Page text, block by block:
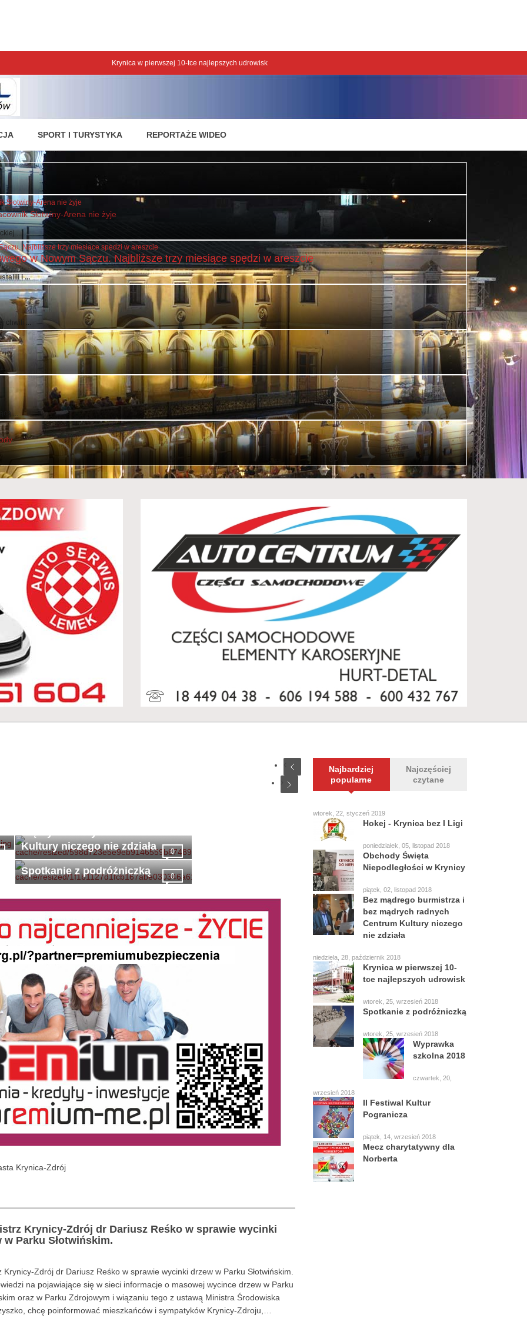
SPORT I TURYSTYKA REPORTAŻE WIDEO
Słotwiny-Arena nie żyje
...
w Nowym Sączu. Najbliższe trzy miesiące spędzi w areszcie
i ...
chwili ...
...
Kultury niczego nie zdziała
0
Spotkanie z podróżniczką 0
Krynica-Zdrój
Krynicy-Zdrój dr Dariusz Reśko w sprawie wycinki
w Parku Słotwińskim.
Krynicy-Zdrój dr Dariusz Reśko w sprawie wycinki drzew w Parku Słotwińskim.
na pojawiające się w sieci informacje o masowej wycince drzew w Parku
oraz w Parku Zdrojowym i wiązaniu tego z ustawą Ministra Środowiska
chcę poinformować mieszkańców i sympatyków Krynicy-Zdroju,…
Najbardziej
popularne
Najczęściej
czytane
wtorek, 22, styczeń 2019
Hokej - Krynica bez I Ligi
poniedziałek, 05, listopad 2018
Obchody Święta
Niepodległości w Krynicy
piątek, 02, listopad 2018
Bez mądrego burmistrza i
bez mądrych radnych
Centrum Kultury niczego
nie zdziała
niedziela, 28, październik 2018
Krynica w pierwszej 10-
tce najlepszych udrowisk
wtorek, 25, wrzesień 2018
Spotkanie z podróżniczką
wtorek, 25, wrzesień 2018
Wyprawka
szkolna 2018
czwartek, 20,
wrzesień 2018
II Festiwal Kultur
Pogranicza
piątek, 14, wrzesień 2018
Mecz charytatywny dla
Norberta